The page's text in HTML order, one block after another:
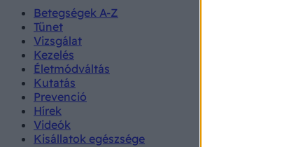
Betegségek A-Z
Tünet
Vizsgálat
Kezelés
Életmódváltás
Kutatás
Prevenció
Hírek
Videók
Kisállatok egészsége